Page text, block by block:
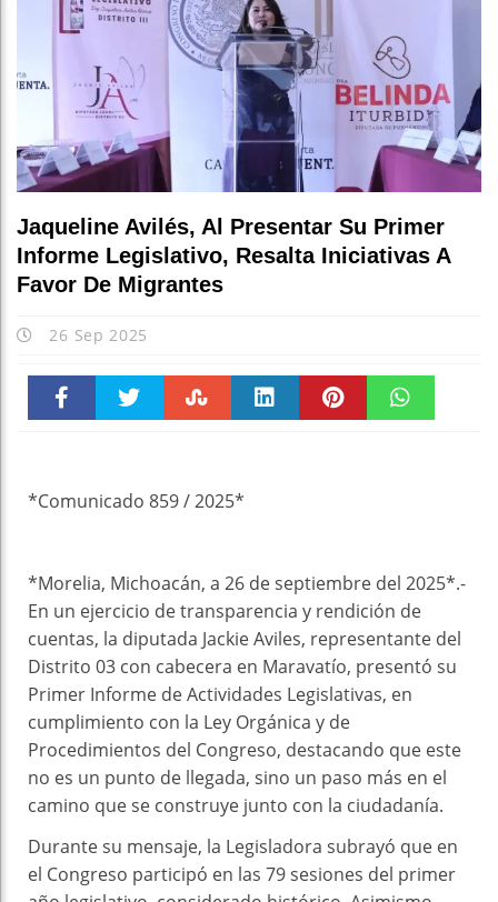
Jaqueline Avilés, Al Presentar Su Primer
Informe Legislativo, Resalta Iniciativas A
Favor De Migrantes
26 Sep 2025
*Comunicado 859 / 2025*
*Morelia, Michoacán, a 26 de septiembre del 2025*.-
En un ejercicio de transparencia y rendición de
cuentas, la diputada Jackie Aviles, representante del
Distrito 03 con cabecera en Maravatío, presentó su
Primer Informe de Actividades Legislativas, en
cumplimiento con la Ley Orgánica y de
Procedimientos del Congreso, destacando que este
no es un punto de llegada, sino un paso más en el
camino que se construye junto con la ciudadanía.
Durante su mensaje, la Legisladora subrayó que en
el Congreso participó en las 79 sesiones del primer